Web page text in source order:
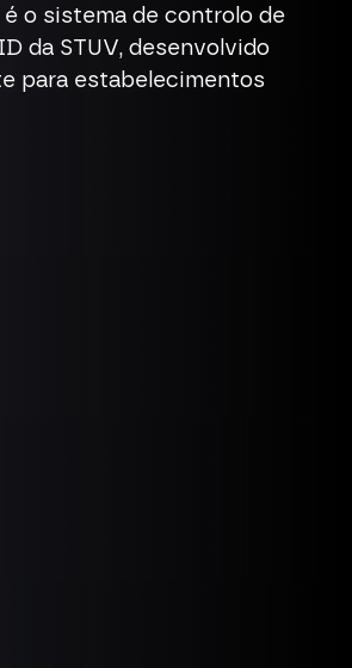
é o sistema de controlo de
da STUV, desenvolvido
para estabelecimentos